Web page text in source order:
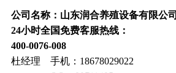
公司名称：山东润合养殖设备有限公司
24小时全国免费客服热线：
400-0076-008
杜经理 手机：18678029022